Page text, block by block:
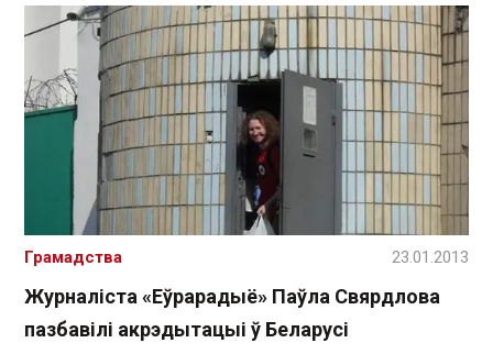
Журналіста «Еўрарадыё» Паўла Свярдлова
пазбавілі акрэдытацыі ў Беларусі
Грамадства 23.01.2013